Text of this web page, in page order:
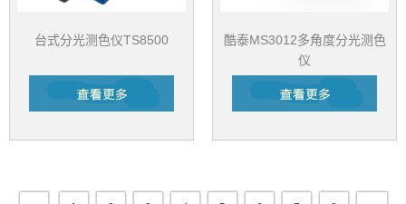
台式分光测色仪TS8500
酷泰MS3012多角度分光测色
仪